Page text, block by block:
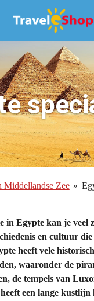
Middellandse Zee »
in Egypte kan je veel
en cultuur
heeft vele
waaronder de
de tempels van
een lange kustlijn